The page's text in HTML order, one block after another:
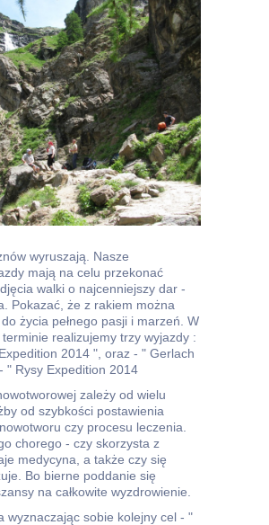
wyruszają. Nasze
mają na celu przekonać
walki o najcenniejszy dar -
Pokazać, że z rakiem można
życia pełnego pasji i marzeń. W
realizujemy trzy wyjazdy :
2014 ", oraz - " Gerlach
" Rysy Expedition 2014
zależy od wielu
od szybkości postawienia
czy procesu leczenia.
chorego - czy skorzysta z
medycyna, a także czy się
Bo bierne poddanie się
na całkowite wyzdrowienie.
wyznaczając sobie kolejny cel - "